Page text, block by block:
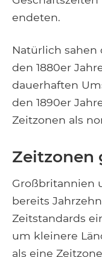
endeten.
Natürlich
den 1880er
dauerhaften
den 1890er
Zeitzonen als
Zeitzonen
Großbritannien
bereits
Zeitstandards
um kleinere
als eine